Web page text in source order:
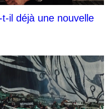
il déjà une nouvelle